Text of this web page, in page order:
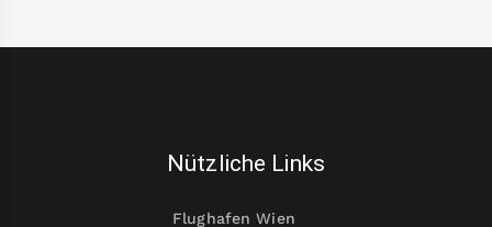
Nützliche Links
Flughafen Wien